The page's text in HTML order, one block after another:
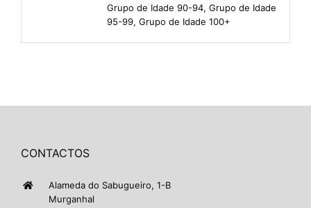
Grupo de Idade 90-94, Grupo de Idade
95-99, Grupo de Idade 100+
CONTACTOS
Alameda do Sabugueiro, 1-B
Murganhal